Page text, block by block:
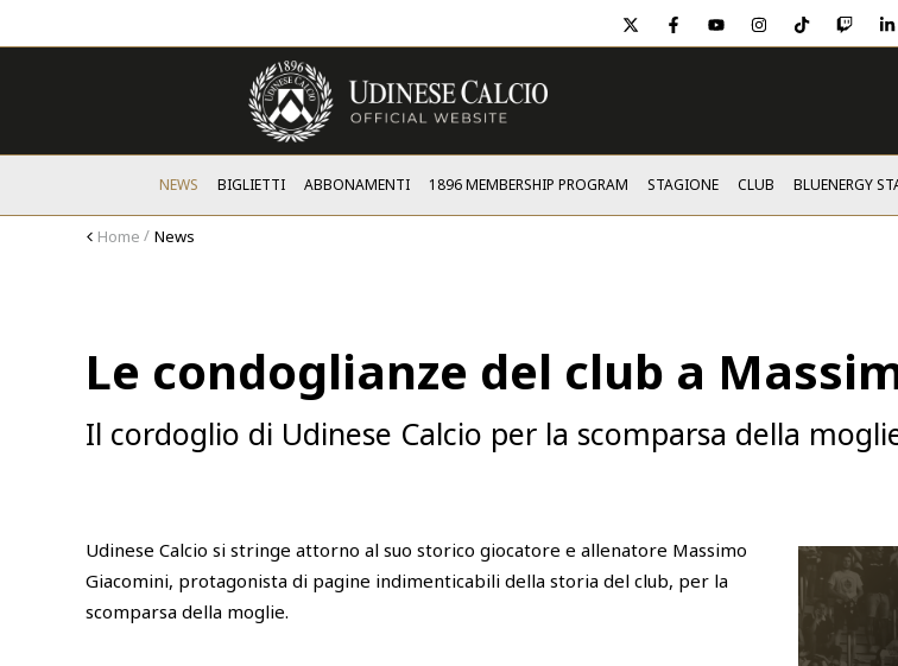
twitter facebook
youtubeinstagram
tiktoktwitch
NEWS BIGLIETTI ABBONAMENTI 1896 MEMBERSHIP PROGRAM STAGIONE CLUB BLUENERGY
Home News
Le condoglianze del club a
Il cordoglio di Udinese Calcio per la scomparsa della
Udinese Calcio si stringe attorno al suo storico giocatore e allenatore Massimo
Giacomini, protagonista di pagine indimenticabili della storia del club, per la
scomparsa della moglie.